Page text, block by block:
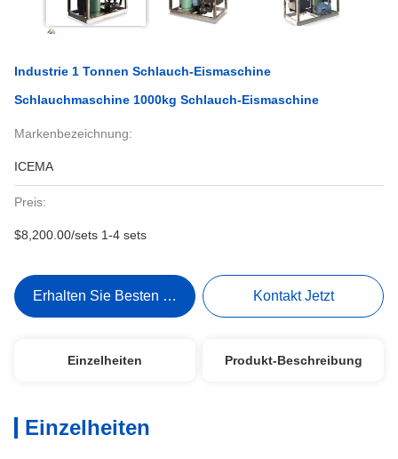
Industrie 1 Tonnen Schlauch-Eismaschine
Schlauchmaschine 1000kg Schlauch-Eismaschine
Markenbezeichnung:
ICEMA
Preis:
$8,200.00/sets 1-4 sets
Erhalten Sie Besten Preis Kontakt Jetzt
Einzelheiten Produkt-Beschreibung
Einzelheiten